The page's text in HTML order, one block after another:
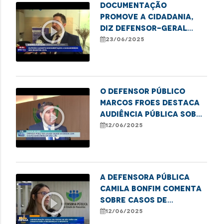
play_circle_outline
Documentação
promove a cidadania,
diz defensor-geral
Gabriel Furtado sobre
23/06/2025
play_circle_outline
O defensor público
Marcos Froes destaca
audiência pública sobre
fraudes bancárias
12/06/2025
play_circle_outline
A defensora pública
Camila Bonfim comenta
sobre casos de
importunação sexual
12/06/2025